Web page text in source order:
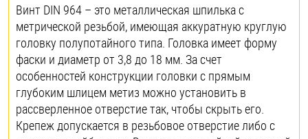
Винт DIN 964 – это металлическая шпилька с
метрической резьбой, имеющая аккуратную круглую
головку полупотайного типа. Головка имеет форму
фаски и диаметр от 3,8 до 18 мм. За счет
особенностей конструкции головки с прямым
глубоким шлицем метиз можно установить в
рассверленное отверстие так, чтобы скрыть его.
Крепеж допускается в резьбовое отверстие либо с